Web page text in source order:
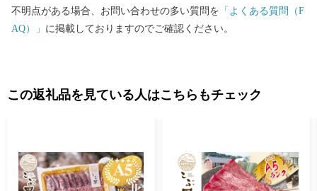
不明点がある場合、お問い合わせの多い質問を 「よくある質問（F
AQ）」 に掲載しておりますのでご確認ください。
この返礼品を見ている人はこちらもチェック